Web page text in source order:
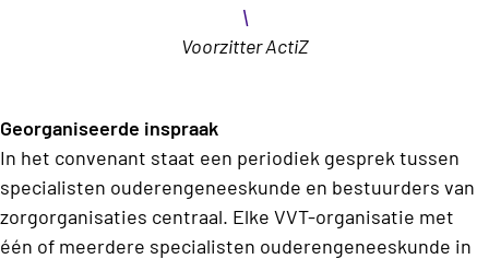
\
Voorzitter ActiZ
Georganiseerde inspraak
In het convenant staat een periodiek gesprek tussen
specialisten ouderengeneeskunde en bestuurders van
zorgorganisaties centraal. Elke VVT-organisatie met
één of meerdere specialisten ouderengeneeskunde in